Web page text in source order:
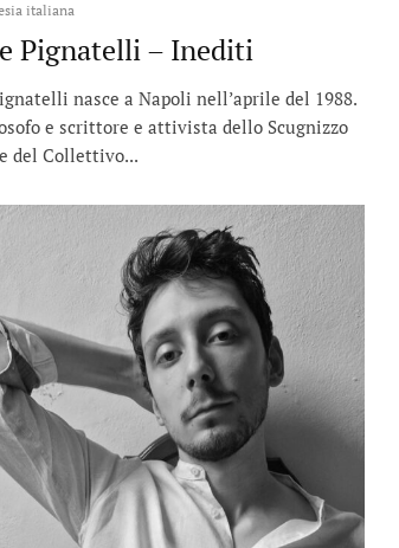
italiana
Pignatelli – Inediti
nasce a Napoli nell’aprile del 1988.
e scrittore e attivista dello Scugnizzo
del Collettivo...